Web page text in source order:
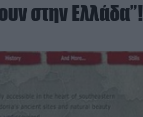
στην Ελλάδα”!